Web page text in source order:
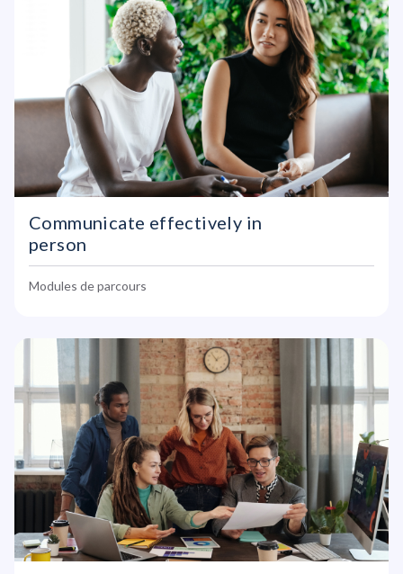
Communicate effectively in
person
Modules de parcours